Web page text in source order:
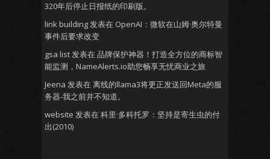
320年后停止日报纸的印刷版。
link building发表在 OpenAI：微软在山姆·奥尔特曼
事件后要求改变
gsa list发表在 品牌保护神器！打造全方位的商标智
能监测，NameAlerts.io助您畅享无忧商业之旅
Jeena 发表在 离线的llama3将更正发送回Meta的服
务器-我之前并不知道。
website 发表在 科里·多科托罗：坚持是寄生虫的付
出(2010)